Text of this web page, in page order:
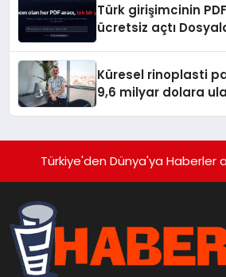
Türk girişimcinin
ücretsiz açtı
Küresel rinoplasti
9,6 milyar dolara
Türkiye'den Dünya'ya Haberler